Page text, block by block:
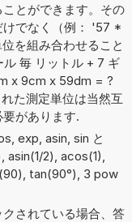
とができます。その
けでなく（例： '57 *
を組み合わせること
毎 リットル + 7 ギ
x 9cm x 59dm = ?
た測定単位は当然互
があります.
exp, asin, sin と
2), acos(1),
tan(90°), 3 pow
クされている場合、答